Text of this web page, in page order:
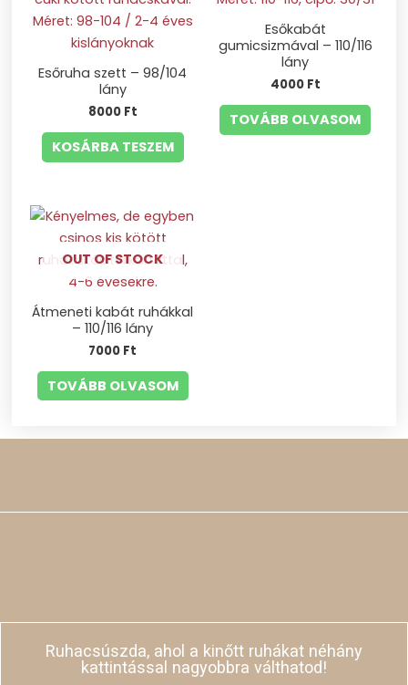
Esőruha szett – 98/104
lány
8000 Ft
KOSÁRBA TESZEM
Esőkabát
gumicsizmával – 110/116
lány
4000 Ft
TOVÁBB OLVASOM
OUT OF STOCK
Átmeneti kabát ruhákkal
– 110/116 lány
7000 Ft
TOVÁBB OLVASOM
Ruhacsúszda, ahol a kinőtt ruhákat néhány
kattintással nagyobbra válthatod!